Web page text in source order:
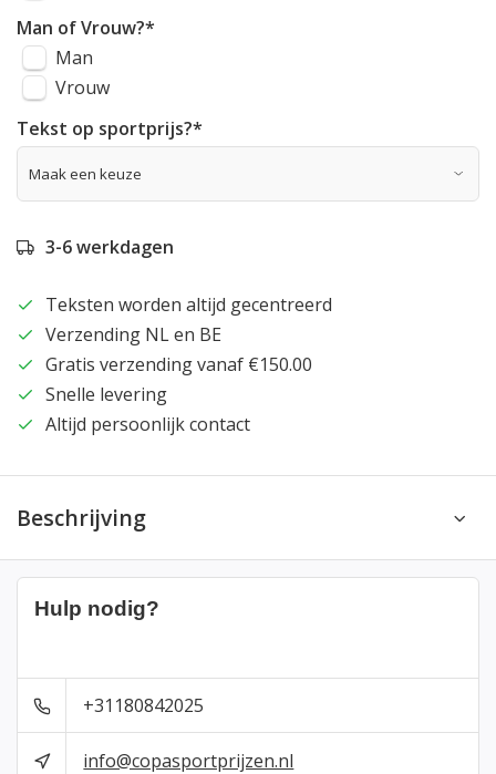
Man of Vrouw?*
Man
Vrouw
Tekst op sportprijs?*
3-6 werkdagen
Teksten worden altijd gecentreerd
Verzending NL en BE
Gratis verzending vanaf €150.00
Snelle levering
Altijd persoonlijk contact
Beschrijving
Hulp nodig?
+31180842025
info@copasportprijzen.nl